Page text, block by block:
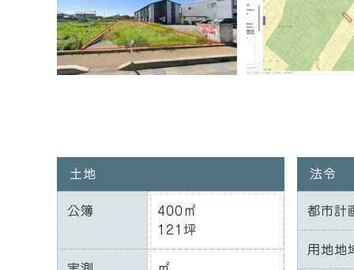
土地
公簿
400㎡
121坪
法令
都市計
用地地